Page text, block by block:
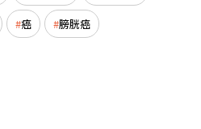
癌 膀胱癌